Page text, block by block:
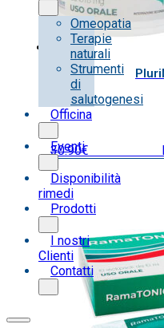
Omeopatia
Terapie
naturali
Strumenti
di
salutogenesi
Officina
Eventi
Disponibilità
rimedi
Prodotti
I nostri
Clienti
Contatti
30.90€